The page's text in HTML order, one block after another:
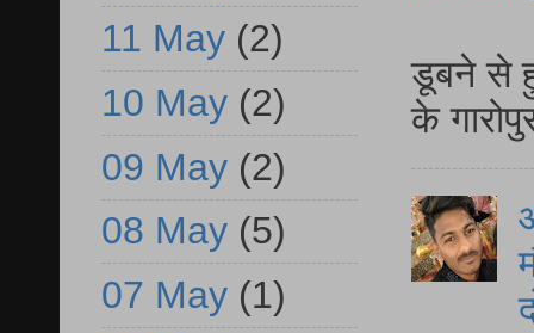
डूबने से
के
11 May (2)
10 May (2)
09 May (2)
08 May (5)
07 May (1)